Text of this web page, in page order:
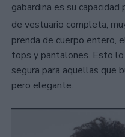
gabardina es su capacidad
de vestuario completa,
prenda de cuerpo entero,
tops y pantalones. Esto
segura para aquellas que
pero elegante.